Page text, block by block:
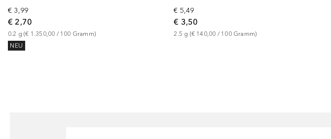
€ 3,99
€ 2,70
0.2 g (€ 1.350,00 / 100 Gramm)
NEU
€ 5,49
€ 3,50
2.5 g (€ 140,00 / 100 Gramm)